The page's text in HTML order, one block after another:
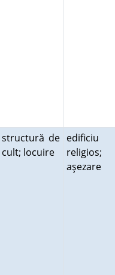
structură de
cult; locuire
edificiu
religios;
aşezare